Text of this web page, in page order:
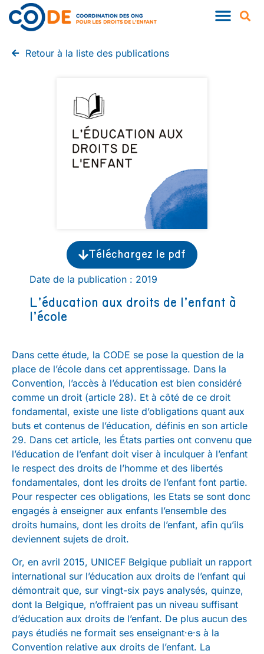
Retour à la liste des publications
Téléchargez le pdf
Date de la publication : 2019
L’éducation aux droits de l’enfant à
l’école
Dans cette étude, la CODE se pose la question de la
place de l’école dans cet apprentissage. Dans la
Convention, l’accès à l’éducation est bien considéré
comme un droit (article 28). Et à côté de ce droit
fondamental, existe une liste d’obligations quant aux
buts et contenus de l’éducation, définis en son article
29. Dans cet article, les États parties ont convenu que
l’éducation de l’enfant doit viser à inculquer à l’enfant
le respect des droits de l’homme et des libertés
fondamentales, dont les droits de l’enfant font partie.
Pour respecter ces obligations, les Etats se sont donc
engagés à enseigner aux enfants l’ensemble des
droits humains, dont les droits de l’enfant, afin qu’ils
deviennent sujets de droit.
Or, en avril 2015, UNICEF Belgique publiait un rapport
international sur l’éducation aux droits de l’enfant qui
démontrait que, sur vingt-six pays analysés, quinze,
dont la Belgique, n’offraient pas un niveau suffisant
d’éducation aux droits de l’enfant. De plus aucun des
pays étudiés ne formait ses enseignant·e·s à la
Convention relative aux droits de l’enfant. La